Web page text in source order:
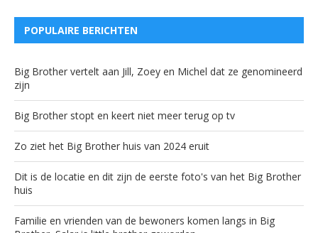
POPULAIRE BERICHTEN
Big Brother vertelt aan Jill, Zoey en Michel dat ze genomineerd
zijn
Big Brother stopt en keert niet meer terug op tv
Zo ziet het Big Brother huis van 2024 eruit
Dit is de locatie en dit zijn de eerste foto's van het Big Brother
huis
Familie en vrienden van de bewoners komen langs in Big